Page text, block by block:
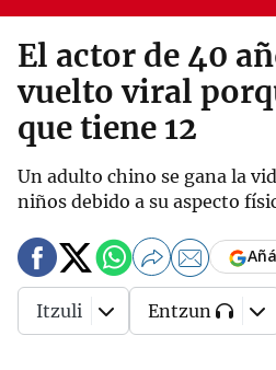
El actor de 40
vuelto viral
que tiene 12
Un adulto chino se gana la
niños debido a su aspecto
Itzuli Entzun